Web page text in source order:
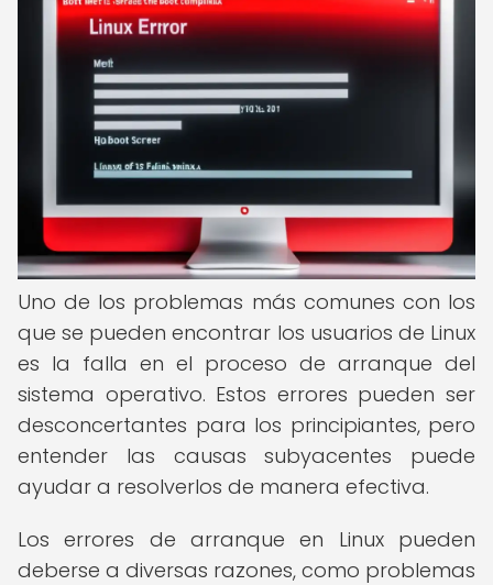
Uno de los problemas más comunes con los
que se pueden encontrar los usuarios de Linux
es la falla en el proceso de arranque del
sistema operativo. Estos errores pueden ser
desconcertantes para los principiantes, pero
entender las causas subyacentes puede
ayudar a resolverlos de manera efectiva.
Los errores de arranque en Linux pueden
deberse a diversas razones, como problemas